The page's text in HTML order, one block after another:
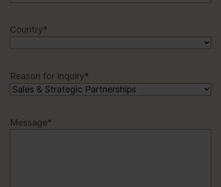
Country*
Reason for inquiry*
Message*